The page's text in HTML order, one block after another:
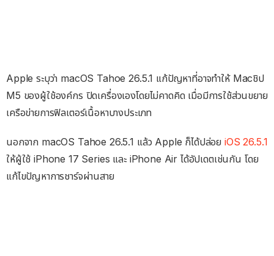
Apple ระบุว่า macOS Tahoe 26.5.1 แก้ปัญหาที่อาจทำให้ Macชิป
M5 ของผู้ใช้องค์กร ปิดเครื่องเองโดยไม่คาดคิด เมื่อมีการใช้ส่วนขยาย
เครือข่ายการฟิลเตอร์เนื้อหาบางประเภท
นอกจาก macOS Tahoe 26.5.1 แล้ว Apple ก็ได้ปล่อย iOS 26.5.1
ให้ผู้ใช้ iPhone 17 Series และ iPhone Air ได้อัปเดตเช่นกัน โดย
แก้ไขปัญหาการชาร์จผ่านสาย